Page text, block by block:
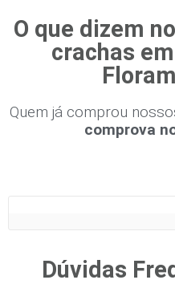
O que dizem
crachas
Quem já comprou
comprova
Dúvidas